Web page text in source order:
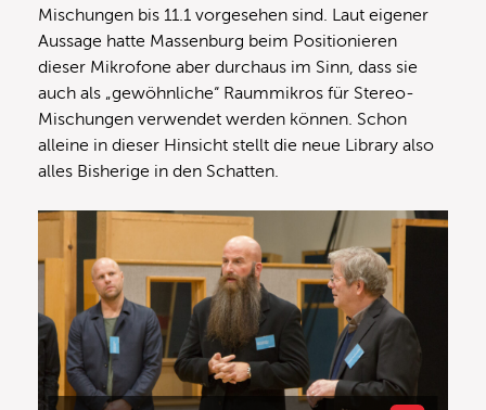
Mischungen bis 11.1 vorgesehen sind. Laut eigener
Aussage hatte Massenburg beim Positionieren
dieser Mikrofone aber durchaus im Sinn, dass sie
auch als „gewöhnliche“ Raummikros für Stereo-
Mischungen verwendet werden können. Schon
alleine in dieser Hinsicht stellt die neue Library also
alles Bisherige in den Schatten.